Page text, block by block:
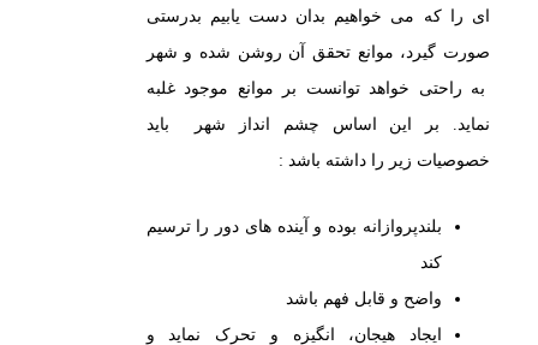
ای را که می خواهیم بدان دست یابیم بدرستی
صورت گیرد، موانع تحقق آن روشن شده و شهر
به راحتی خواهد توانست بر موانع موجود غلبه
نماید. بر این اساس چشم انداز شهر باید
خصوصیات زیر را داشته باشد :
بلندپروازانه بوده و آینده های دور را ترسیم
واضح و قابل فهم باشد
ایجاد هیجان، انگیزه و تحرک نماید و